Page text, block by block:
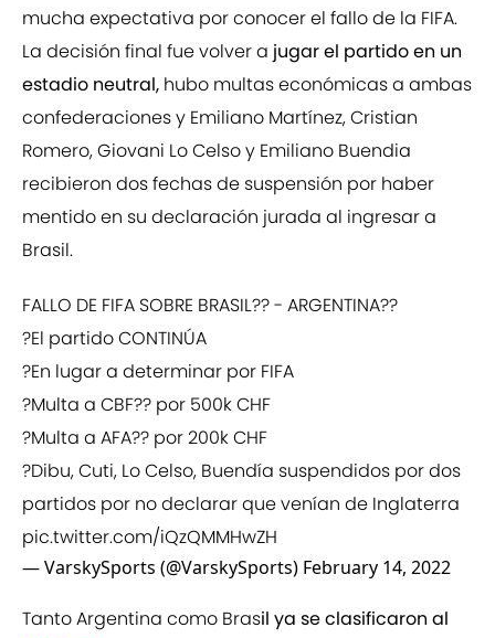
mucha expectativa por conocer el fallo de la FIFA.
La decisión final fue volver a jugar el partido en un
estadio neutral, hubo multas económicas a ambas
confederaciones y Emiliano Martínez, Cristian
Romero, Giovani Lo Celso y Emiliano Buendia
recibieron dos fechas de suspensión por haber
mentido en su declaración jurada al ingresar a
Brasil.
FALLO DE FIFA SOBRE BRASIL?? - ARGENTINA??
?El partido CONTINÚA
?En lugar a determinar por FIFA
?Multa a CBF?? por 500k CHF
?Multa a AFA?? por 200k CHF
?Dibu, Cuti, Lo Celso, Buendía suspendidos por dos
partidos por no declarar que venían de Inglaterra
pic.twitter.com/iQzQMMHwZH
— VarskySports (@VarskySports) February 14, 2022
Tanto Argentina como Brasil ya se clasificaron al